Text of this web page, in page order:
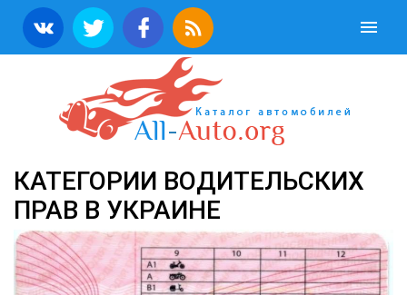
КАТЕГОРИИ ВОДИТЕЛЬСКИХ
ПРАВ В УКРАИНЕ